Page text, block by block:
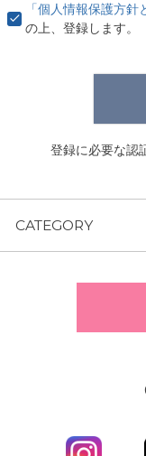
)
「個人情報保護方針
の上、登録します。
登録に必要な認
CATEGORY